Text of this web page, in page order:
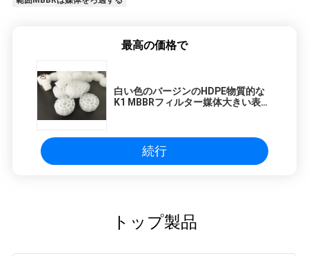
taking the time to set it up properly!""The Pico
IPD correctly. The manual adjustment is
smooth, and finding that sweet spot makes all
the difference. No more eye strain during long
最高の価格で
白い色のバージンのHDPE物質的な
K1 MBBRフィルター媒体大きい表面
続行
トップ製品